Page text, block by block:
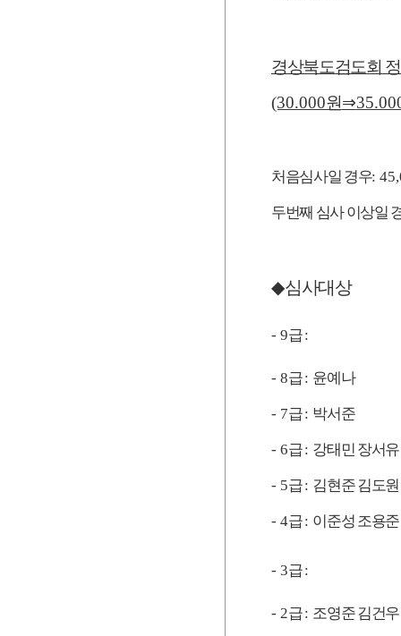
경상북도검도회
(30.000원⇒
처음심사일 경우:
두번째 심사 이상일
◆심사대상
- 9급:
- 8급: 윤예나
- 7급: 박서준
- 6급: 강태민 장서
- 5급: 김현준 김도원
- 4급: 이준성 조용
- 3급:
- 2급: 조영준 김건